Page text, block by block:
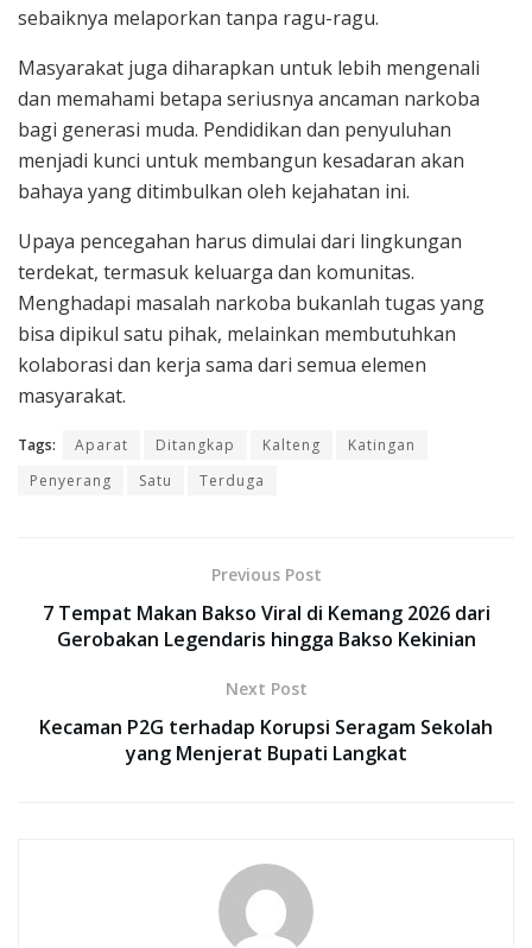
sebaiknya melaporkan tanpa ragu-ragu.
Masyarakat juga diharapkan untuk lebih mengenali
dan memahami betapa seriusnya ancaman narkoba
bagi generasi muda. Pendidikan dan penyuluhan
menjadi kunci untuk membangun kesadaran akan
bahaya yang ditimbulkan oleh kejahatan ini.
Upaya pencegahan harus dimulai dari lingkungan
terdekat, termasuk keluarga dan komunitas.
Menghadapi masalah narkoba bukanlah tugas yang
bisa dipikul satu pihak, melainkan membutuhkan
kolaborasi dan kerja sama dari semua elemen
masyarakat.
Tags: Aparat Ditangkap Kalteng
Katingan
Penyerang
Satu Terduga
Previous Post
7 Tempat Makan Bakso Viral di Kemang 2026 dari
Gerobakan Legendaris hingga Bakso Kekinian
Next Post
Kecaman P2G terhadap Korupsi Seragam Sekolah
yang Menjerat Bupati Langkat